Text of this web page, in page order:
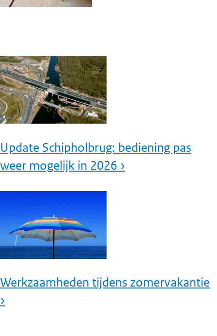
Update Schipholbrug: bediening pas
weer mogelijk in 2026 ›
Werkzaamheden tijdens zomervakantie
›